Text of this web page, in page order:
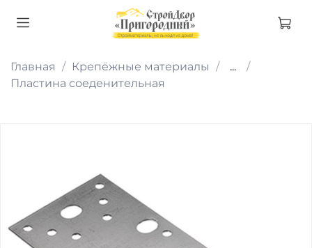
Главная Крепёжные материалы
...
Пластина соеденительная